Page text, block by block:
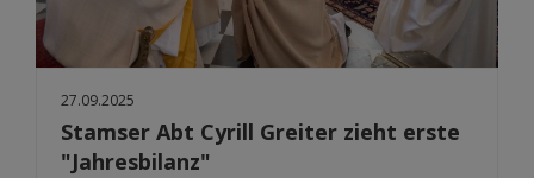
27.09.2025
Stamser Abt Cyrill Greiter zieht erste
"Jahresbilanz"